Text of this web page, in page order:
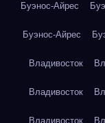
Буэнос-Айрес
Буэнос-Айрес
Владивосток
Владивосток
Владивосток